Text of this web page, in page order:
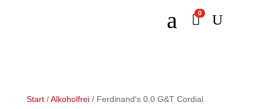
a 0 U
Start/Alkoholfrei/ Ferdinand′s 0,0 G&T Cordial